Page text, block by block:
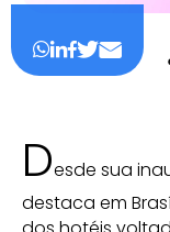
Desde sua
destaca em